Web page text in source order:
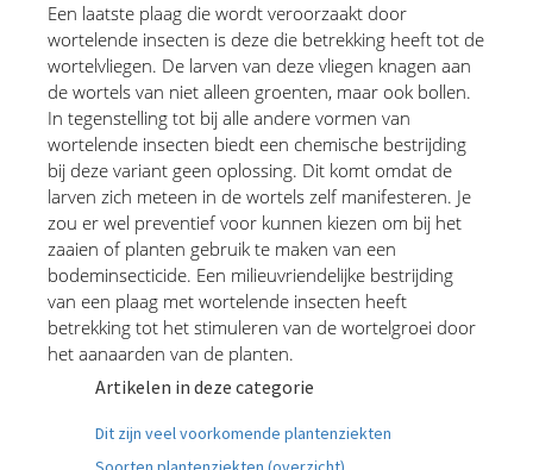
Een laatste plaag die wordt veroorzaakt door
wortelende insecten is deze die betrekking heeft tot de
wortelvliegen. De larven van deze vliegen knagen aan
de wortels van niet alleen groenten, maar ook bollen.
In tegenstelling tot bij alle andere vormen van
wortelende insecten biedt een chemische bestrijding
bij deze variant geen oplossing. Dit komt omdat de
larven zich meteen in de wortels zelf manifesteren. Je
zou er wel preventief voor kunnen kiezen om bij het
zaaien of planten gebruik te maken van een
bodeminsecticide. Een milieuvriendelijke bestrijding
van een plaag met wortelende insecten heeft
betrekking tot het stimuleren van de wortelgroei door
het aanaarden van de planten.
Artikelen in deze categorie
Dit zijn veel voorkomende plantenziekten